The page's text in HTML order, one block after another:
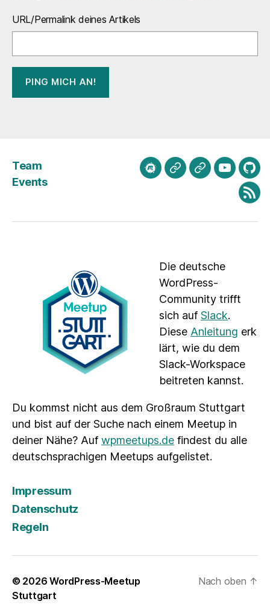
URL/Permalink deines Artikels
Team
Events
meetup.com
Mastodon
BlueskyYoutube
Die deutsche
WordPress-
Community trifft
sich auf Slack.
Diese Anleitung erk
lärt, wie du dem
Slack-Workspace
beitreten kannst.
Du kommst nicht aus dem Großraum Stuttgart
und bist auf der Suche nach einem Meetup in
deiner Nähe? Auf wpmeetups.de findest du alle
deutschsprachigen Meetups aufgelistet.
Impressum
Datenschutz
Regeln
© 2026WordPress-Meetup
Stuttgart
Nach oben ↑